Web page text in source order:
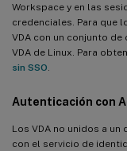
Workspace y en las
credenciales. Para que
VDA con un conjunto
VDA de Linux. Para
sin SSO
Autenticación con
Los VDA no unidos a
con el servicio de